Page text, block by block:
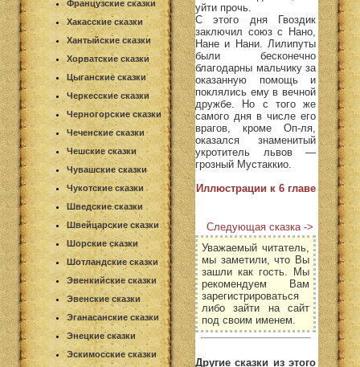
Французские сказки
Хакасские сказки
Хантыйские сказки
Хорватские сказки
Цыганские сказки
Черкесские сказки
Черногорские сказки
Чеченские сказки
Чешские сказки
Чувашские сказки
Чукотские сказки
Шведские сказки
Швейцарские сказки
Шорские сказки
Шотландские сказки
Эвенкийские сказки
Эвенские сказки
Эганасанские сказки
Энецкие сказки
Эскимосские сказки
уйти прочь.
С этого дня Гвоздик
заключил союз с Нано,
Нане и Нани. Лилипуты
были бесконечно
благодарны мальчику за
оказанную помощь и
поклялись ему в вечной
дружбе. Но с того же
самого дня в числе его
врагов, кроме Оп-ля,
оказался знаменитый
укротитель львов —
грозный Мустаккио.
Иллюстрации к 6 главе
Следующая сказка ->
Уважаемый читатель,
мы заметили, что Вы
зашли как гость. Мы
рекомендуем Вам
зарегистрироваться
либо зайти на сайт
под своим именем.
Другие сказки из этого